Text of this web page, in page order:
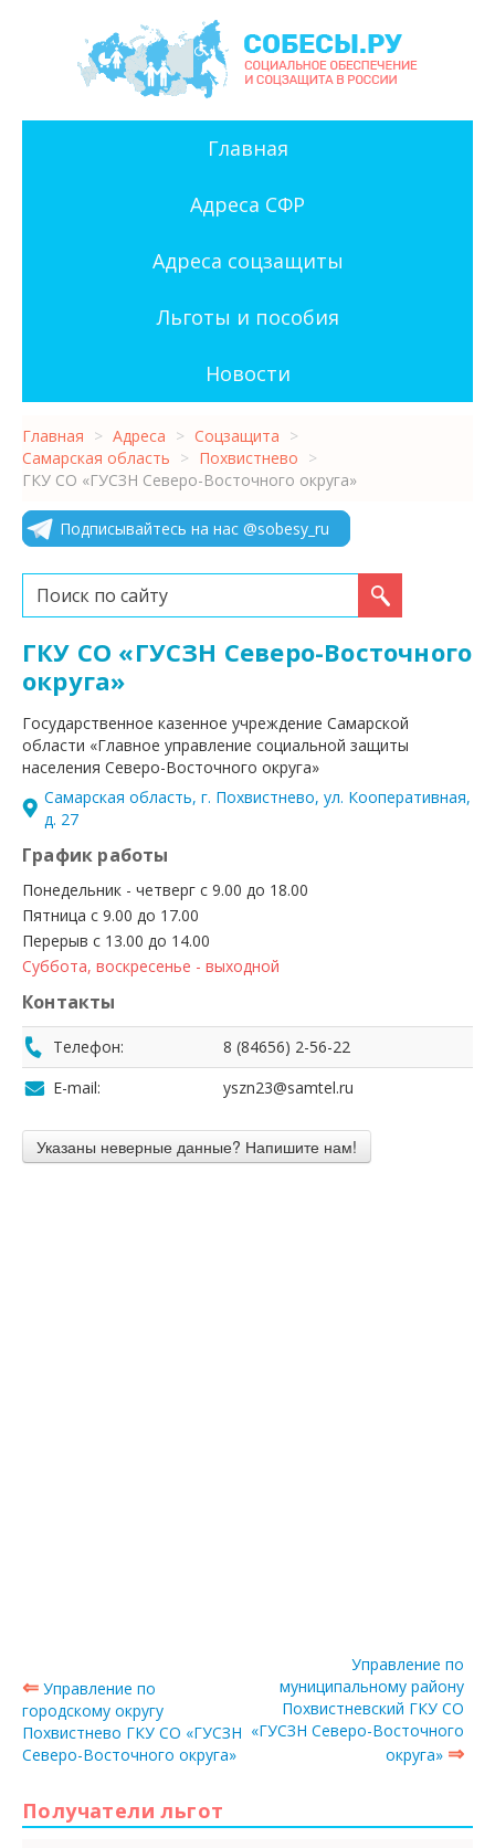
Главная
Адреса СФР
Адреса соцзащиты
Льготы и пособия
Новости
Главная > Адреса > Соцзащита >
Самарская область > Похвистнево >
ГКУ СО «ГУСЗН Северо-Восточного округа»
Подписывайтесь на нас @sobesy_ru
Искать...
ГКУ СО «ГУСЗН Северо-Восточного
округа»
Государственное казенное учреждение Самарской
области «Главное управление социальной защиты
населения Северо-Восточного округа»
Самарская область, г. Похвистнево, ул. Кооперативная,
д. 27
График работы
Понедельник - четверг с 9.00 до 18.00
Пятница с 9.00 до 17.00
Перерыв с 13.00 до 14.00
Суббота, воскресенье - выходной
Контакты
Телефон:
8 (84656) 2-56-22
E-mail:
yszn23@samtel.ru
⇐ Управление по
городскому округу
Похвистнево ГКУ СО «ГУСЗН
Северо-Восточного округа»
Управление по
муниципальному району
Похвистневский ГКУ СО
«ГУСЗН Северо-Восточного
округа» ⇒
Получатели льгот